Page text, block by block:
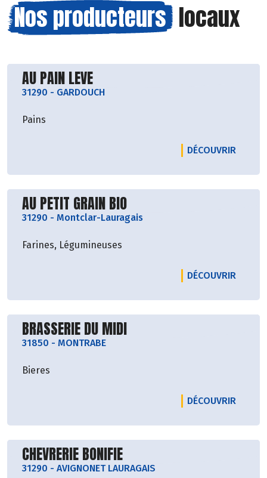
Nos producteurs locaux
Découvrir le producteur
AU PAIN LEVE
31290 - GARDOUCH
Pains
DÉCOUVRIR
Découvrir le producteur
AU PETIT GRAIN BIO
31290 - Montclar-Lauragais
Farines, Légumineuses
DÉCOUVRIR
Découvrir le producteur
BRASSERIE DU MIDI
31850 - MONTRABE
Bieres
DÉCOUVRIR
Découvrir le producteur
CHEVRERIE BONIFIE
31290 - AVIGNONET LAURAGAIS